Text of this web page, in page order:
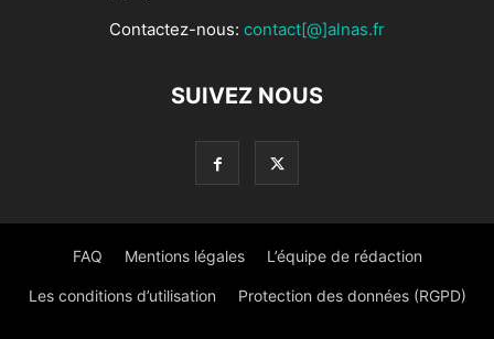
Contactez-nous: contact[@]alnas.fr
SUIVEZ NOUS
FAQ Mentions légales L’équipe de rédaction
Les conditions d’utilisation Protection des données (RGPD)